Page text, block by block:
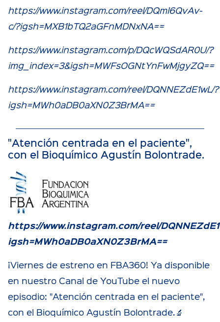
https://www.instagram.com/reel/DQml6QvAv-
c/?igsh=MXB1bTQ2aGFnMDNxNA==
https://www.instagram.com/p/DQcWQSdAR0U/?
img_index=3&igsh=MWFsOGNtYnFwMjgyZQ==
https://www.instagram.com/reel/DQNNEZdE1wL/?
igsh=MWh0aDB0aXN0Z3BrMA==
"Atención centrada en el paciente",
con el Bioquímico Agustín Bolontrade.
https://www.instagram.com/reel/
igsh=MWh0aDB0aXN0Z3BrMA==
¡Viernes de estreno en FBA360! Ya disponible
en nuestro Canal de YouTube el nuevo
episodio: "Atención centrada en el paciente",
con el Bioquímico Agustín Bolontrade.🔬